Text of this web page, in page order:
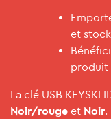
et
produit
La clé USB
Noir/rouge et Noir.